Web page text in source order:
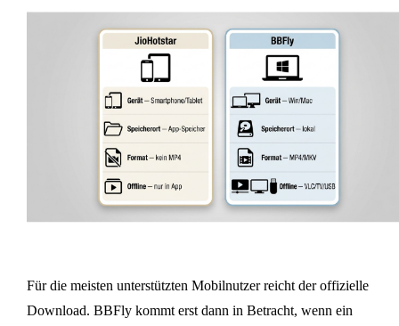
Für die meisten unterstützten Mobilnutzer reicht der offizielle
Download. BBFly kommt erst dann in Betracht, wenn ein